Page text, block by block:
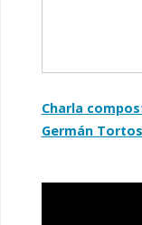
Charla
Germán